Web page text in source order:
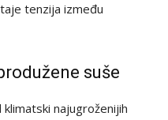
tenzija između
suše
najugroženijih